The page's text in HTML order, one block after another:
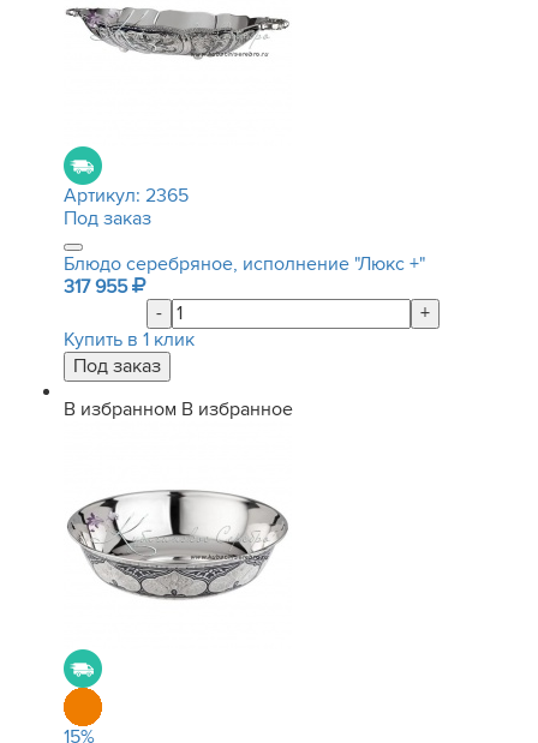
Артикул: 2365
Под заказ
Блюдо серебряное, исполнение "Люкс +"
317 955
-
+
Купить в 1 клик
В избранном В избранное
15%